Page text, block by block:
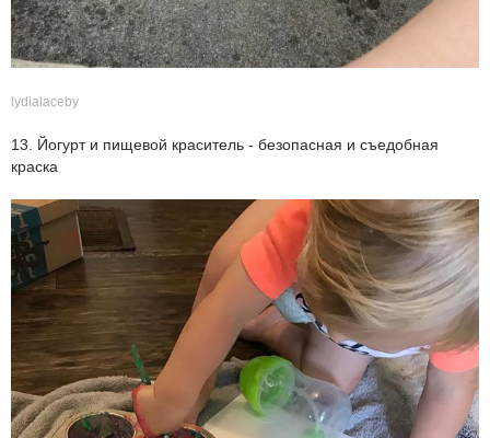
lydialaceby
13. Йогурт и пищевой краситель - безопасная и съедобная
краска